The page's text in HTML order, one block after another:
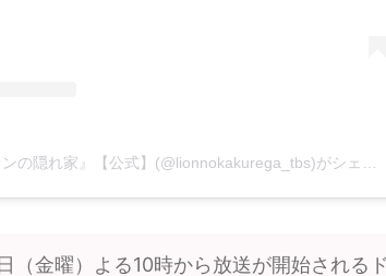
10月金曜ドラマ『ライオンの隠れ家』【公式】(@lionnokakurega_tbs)がシェアした投稿
（金曜）よる10時から放送が開始される